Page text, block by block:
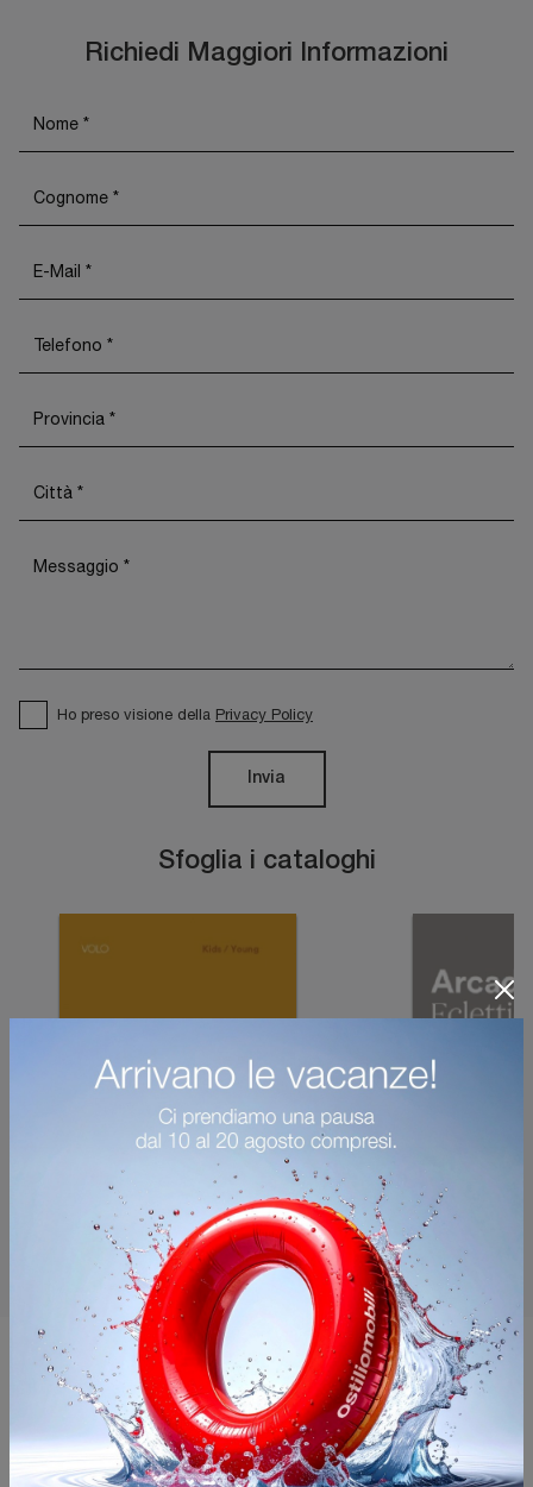
Sfoglia i cataloghi
Richiedi Maggiori Informazioni
Ho preso visione della Privacy Policy
Invia
Potrebbero piacerti anche